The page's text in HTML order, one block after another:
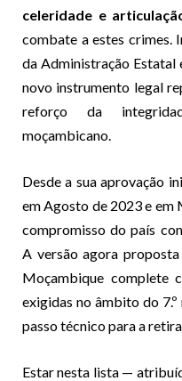
celeridade e
combate a estes crimes.
da Administração Estatal
novo instrumento legal
reforço da
moçambicano.
Desde a sua aprovação
em Agosto de 2023 e em
compromisso do país
A versão agora
Moçambique complete
exigidas no âmbito do
passo técnico para a
Estar nesta lista —